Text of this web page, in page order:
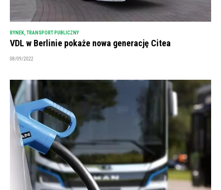
RYNEK, TRANSPORT PUBLICZNY
VDL w Berlinie pokaże nowa generację Citea
08/09/2022